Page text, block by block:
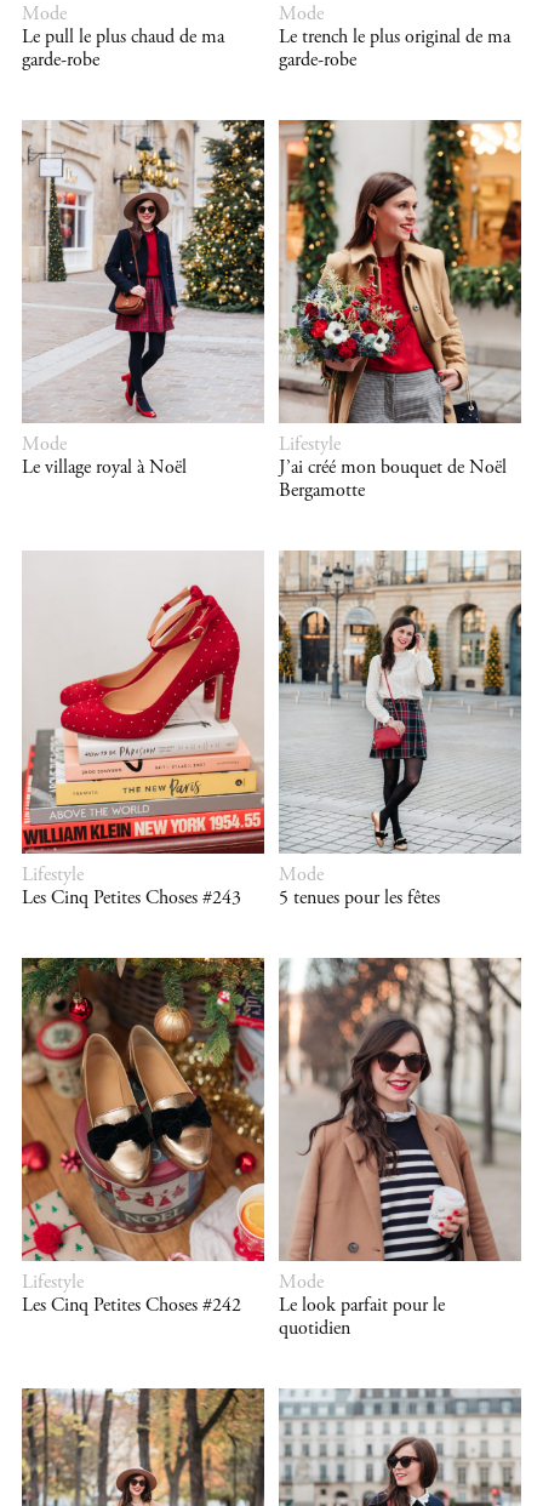
Mode
Le pull le plus chaud de ma
garde-robe
Mode
Le trench le plus original de ma
garde-robe
Mode
Le village royal à Noël
Lifestyle
J’ai créé mon bouquet de Noël
Bergamotte
Lifestyle
Les Cinq Petites Choses #243
Mode
5 tenues pour les fêtes
Lifestyle
Les Cinq Petites Choses #242
Mode
Le look parfait pour le
quotidien